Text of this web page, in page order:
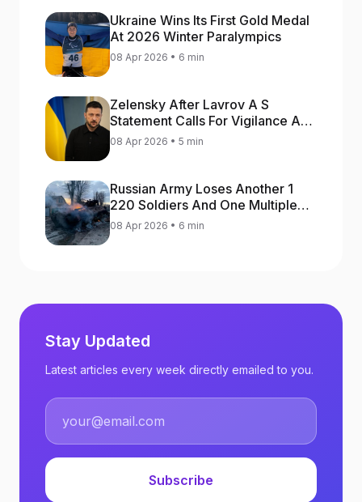
Ukraine Wins Its First Gold Medal
At 2026 Winter Paralympics
08 Apr 2026 • 6 min
Zelensky After Lavrov A S
Statement Calls For Vigilance As
Capital May Be Attacked
08 Apr 2026 • 5 min
Russian Army Loses Another 1
220 Soldiers And One Multiple
Launch Rocket System In War
Against Ukraine
08 Apr 2026 • 6 min
Stay Updated
Latest articles every week directly emailed to you.
Subscribe